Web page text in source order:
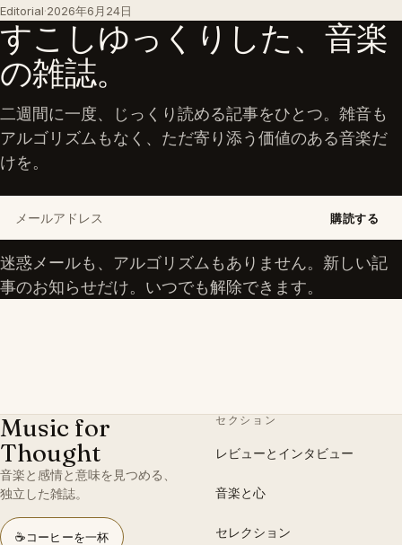
Editorial·2026年6月24日
すこしゆっくりした、音楽
の雑誌。
二週間に一度、じっくり読める記事をひとつ。雑音も
アルゴリズムもなく、ただ寄り添う価値のある音楽だ
けを。
購読する
迷惑メールも、アルゴリズムもありません。新しい記
事のお知らせだけ。いつでも解除できます。
Music for
Thought
音楽と感情と意味を見つめる、
独立した雑誌。
☕コーヒーを一杯
セクション
レビューとインタビュー
音楽と心
セレクション